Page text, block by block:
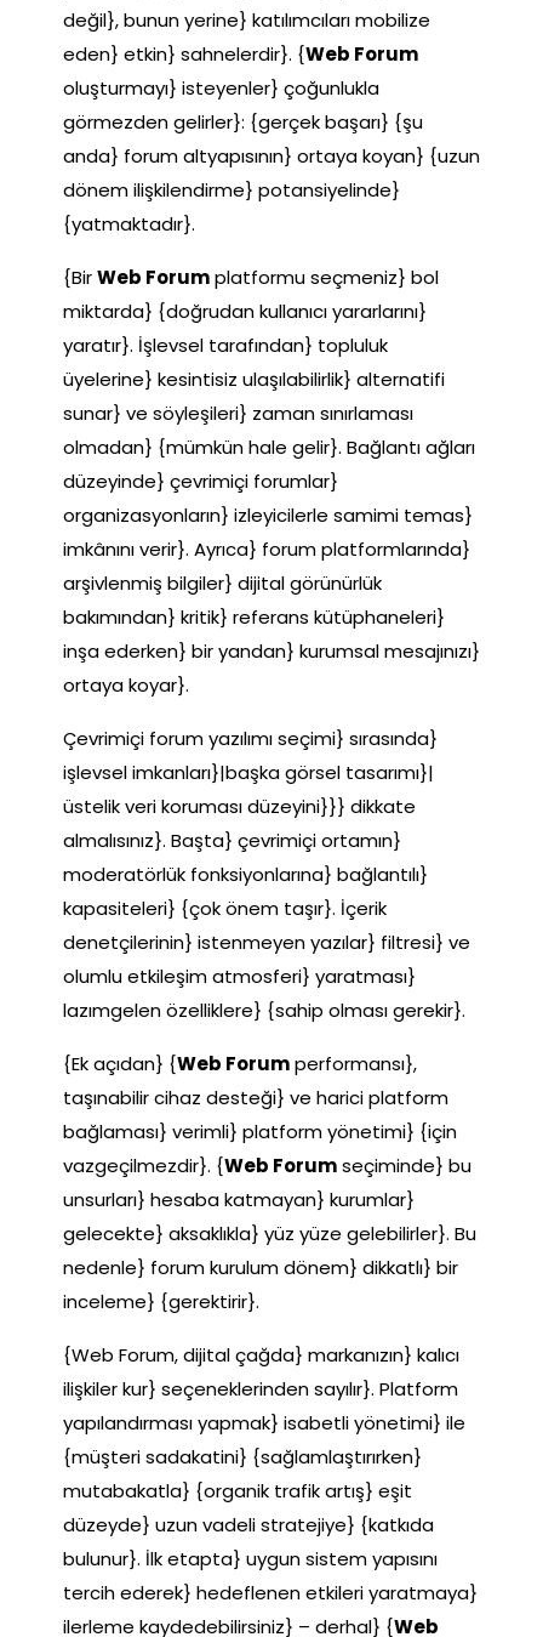
değil}, bunun yerine} katılımcıları mobilize
eden} etkin} sahnelerdir}. {Web Forum
oluşturmayı} isteyenler} çoğunlukla
görmezden gelirler}: {gerçek başarı} {şu
anda} forum altyapısının} ortaya koyan} {uzun
dönem ilişkilendirme} potansiyelinde}
{yatmaktadır}.
{BirWeb Forumplatformu seçmeniz} bol
miktarda} {doğrudan kullanıcı yararlarını}
yaratır}. İşlevsel tarafından} topluluk
üyelerine} kesintisiz ulaşılabilirlik} alternatifi
sunar} ve söyleşileri} zaman sınırlaması
olmadan} {mümkün hale gelir}. Bağlantı ağları
düzeyinde} çevrimiçi forumlar}
organizasyonların} izleyicilerle samimi temas}
imkânını verir}. Ayrıca} forum platformlarında}
arşivlenmiş bilgiler} dijital görünürlük
bakımından} kritik} referans kütüphaneleri}
inşa ederken} bir yandan} kurumsal mesajınızı}
ortaya koyar}.
Çevrimiçi forum yazılımı seçimi} sırasında}
işlevsel imkanları}|başka görsel tasarımı}|
üstelik veri koruması düzeyini}}} dikkate
almalısınız}. Başta} çevrimiçi ortamın}
moderatörlük fonksiyonlarına} bağlantılı}
kapasiteleri} {çok önem taşır}. İçerik
denetçilerinin} istenmeyen yazılar} filtresi} ve
olumlu etkileşim atmosferi} yaratması}
lazımgelen özelliklere} {sahip olması gerekir}.
{Ek açıdan} {Web Forumperformansı},
taşınabilir cihaz desteği} ve harici platform
bağlaması} verimli} platform yönetimi} {için
vazgeçilmezdir}. {Web Forumseçiminde} bu
unsurları} hesaba katmayan} kurumlar}
gelecekte} aksaklıkla} yüz yüze gelebilirler}. Bu
nedenle} forum kurulum dönem} dikkatlı} bir
inceleme} {gerektirir}.
{Web Forum, dijital çağda} markanızın} kalıcı
ilişkiler kur} seçeneklerinden sayılır}. Platform
yapılandırması yapmak} isabetli yönetimi} ile
{müşteri sadakatini} {sağlamlaştırırken}
mutabakatla} {organik trafik artış} eşit
düzeyde} uzun vadeli stratejiye} {katkıda
bulunur}. İlk etapta} uygun sistem yapısını
tercih ederek} hedeflenen etkileri yaratmaya}
ilerleme kaydedebilirsiniz} – derhal} {Web